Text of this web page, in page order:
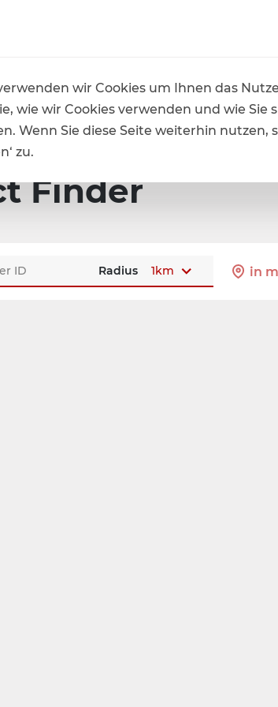
Product Finder
Finder
Radius 1km in
wir Cookies um Ihnen das
wie wir Cookies verwenden und wie Sie
Wenn Sie diese Seite weiterhin
zu.